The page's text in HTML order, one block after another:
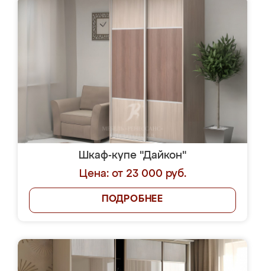
Шкаф-купе "Дайкон"
Цена: от 23 000 руб.
ПОДРОБНЕЕ